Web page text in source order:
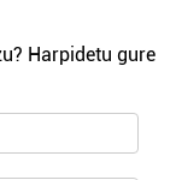
Harpidetu gure